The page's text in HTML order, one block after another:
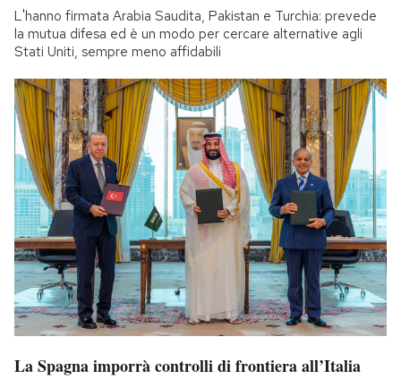
L'hanno firmata Arabia Saudita, Pakistan e Turchia: prevede
la mutua difesa ed è un modo per cercare alternative agli
Stati Uniti, sempre meno affidabili
La Spagna imporrà controlli di frontiera all’Italia